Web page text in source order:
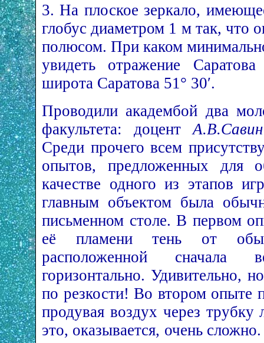
3. На плоское зеркало,
глобус диаметром 1 м так, что
полюсом. При каком
увидеть отражение
широта Саратова 51° 30′.
Проводили академбой два
факультета: доцентА.В.Савин
Среди прочего всем
опытов, предложенных для
качестве одного из этапов
главным объектом была
письменном столе. В первом
её пламени тень от
расположенной сначала
горизонтально. Удивительно,
по резкости! Во втором опыте
продувая воздух через трубку
это, оказывается, очень